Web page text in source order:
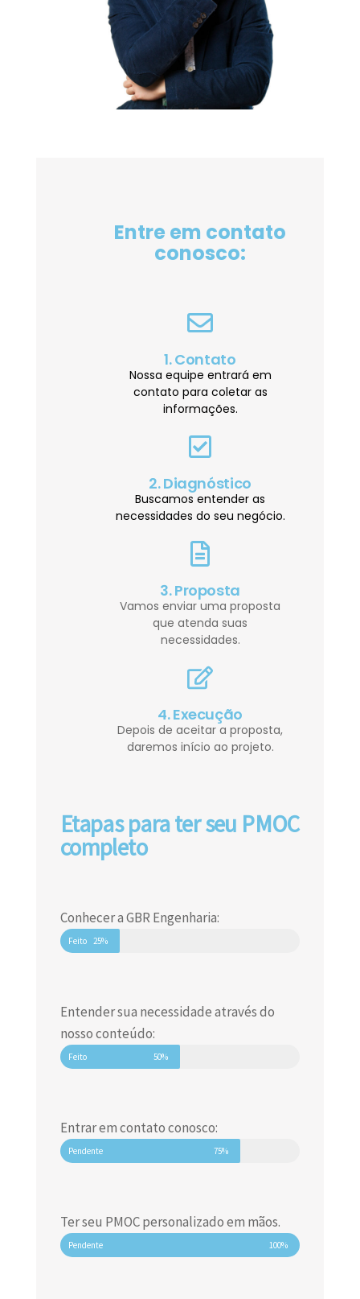
Entre em contato
conosco:
1. Contato
Nossa equipe entrará em
contato para coletar as
informações.
2. Diagnóstico
Buscamos entender as
necessidades do seu negócio.
3. Proposta
Vamos enviar uma proposta
que atenda suas
necessidades.
4. Execução
Depois de aceitar a proposta,
daremos início ao projeto.
Etapas para ter seu PMOC
completo
Conhecer a GBR Engenharia:
Feito 25%
Entender sua necessidade através do
nosso conteúdo:
Feito 50%
Entrar em contato conosco:
Pendente 75%
Ter seu PMOC personalizado em mãos.
Pendente 100%